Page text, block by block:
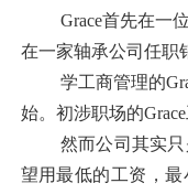
Grace首先在一
在一家轴承公司任职
学工商管理的
始。初涉职场的Grace
然而公司其实
望用最低的工资，